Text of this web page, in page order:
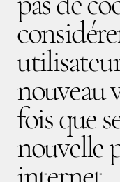
nouveau
fois que
nouvelle